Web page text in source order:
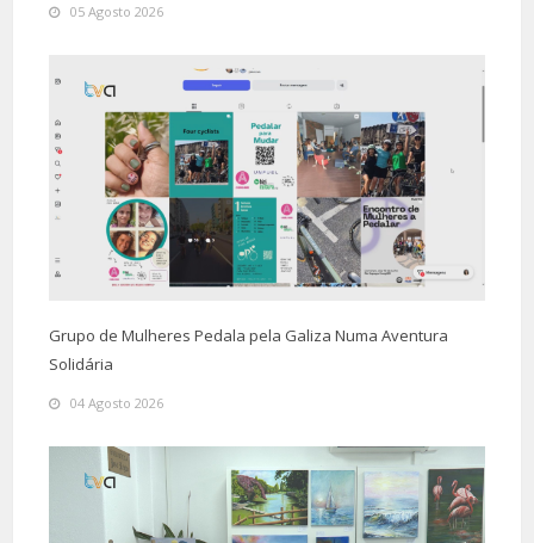
05 Agosto 2026
Grupo de Mulheres Pedala pela Galiza Numa Aventura
Solidária
04 Agosto 2026